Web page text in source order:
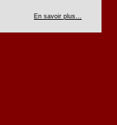
En savoir plus...